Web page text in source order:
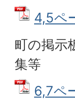
4,5ペ
町の掲示
集等
6,7ペ